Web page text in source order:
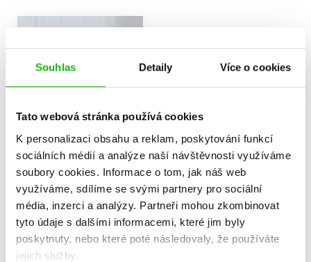
Souhlas Detaily Více o cookies
Tato webová stránka používá cookies
K personalizaci obsahu a reklam, poskytování funkcí
sociálních médií a analýze naší návštěvnosti využíváme
soubory cookies. Informace o tom, jak náš web
využíváme, sdílíme se svými partnery pro sociální
média, inzerci a analýzy. Partneři mohou zkombinovat
tyto údaje s dalšími informacemi, které jim byly
poskytnuty, nebo které poté následovaly, že používáte
jejich služby.
Cukrařinka: pečeme s
láskou
Andrea Burešová Lišková
359 Kč